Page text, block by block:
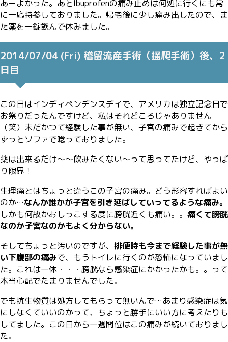
あーよかった。あとIbuprofenの痛み止めは何処に行くにも常
に一応持参しておりました。帰宅後に少し痛み出したので、ま
た薬を一錠飲んで休みました。
2014/07/04 (Fri) 稽留流産手術（掻爬手術）後、2
日目
この日はインディペンデンスデイで、アメリカは独立記念日で
お祭りだったんですけど、私はそれどころじゃありません
（笑）未だかつて経験した事が無い、子宮の痛みで起きてから
ずっとソファで唸っておりました。
薬は出来るだけ〜〜飲みたくない〜って思ってたけど、やっぱ
り限界！
生理痛とはちょっと違うこの子宮の痛み。どう形容すればよい
のか…なんか誰かが子宮を引き延ばしていってるような痛み。
しかも何故かおしっこする度に膀胱近くも痛い。。 痛くて膀胱
なのか子宮なのかもよく分からない。
そしてちょっと汚いのですが、 排便時も今まで経験した事が無
い下腹部の痛みで、もうトイレに行くのが恐怖になっていまし
た。これは一体・・・膀胱なら感染症にかかったかも。。って
本当心配でたまりませんでした。
でも抗生物質は処方してもらって無いんで…あまり感染症は気
にしなくていいのかって、ちょっと勝手にいい方に考えたりも
してました。この日から一週間位はこの痛みが続いておりまし
た。